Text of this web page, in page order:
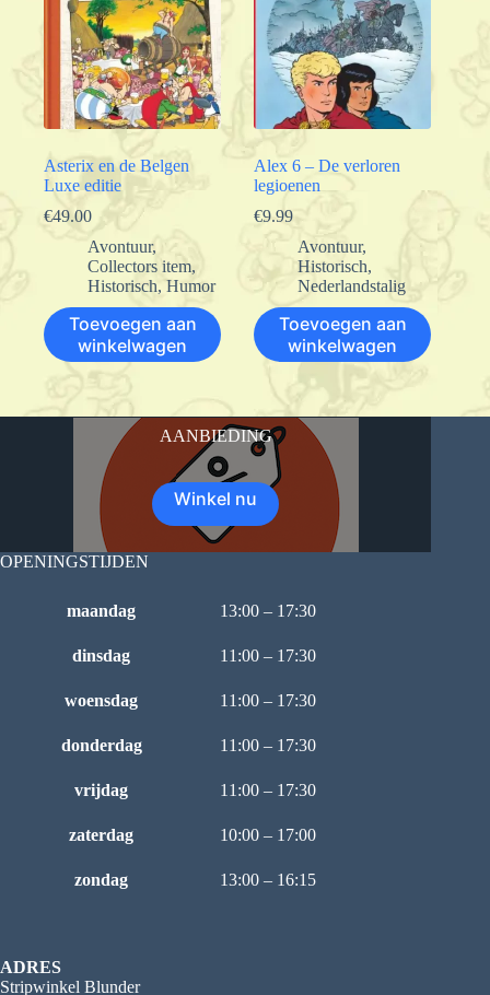
Asterix en de Belgen
Luxe editie
€49.00
Avontuur,
Collectors item,
Historisch,Humor
Toevoegen aan
winkelwagen
Alex 6 – De verloren
legioenen
€9.99
Avontuur,
Historisch,
Nederlandstalig
Toevoegen aan
winkelwagen
AANBIEDING
Winkel nu
OPENINGSTIJDEN
maandag 13:00 – 17:30
dinsdag 11:00 – 17:30
woensdag 11:00 – 17:30
donderdag 11:00 – 17:30
vrijdag 11:00 – 17:30
zaterdag 10:00 – 17:00
zondag 13:00 – 16:15
ADRES
Stripwinkel Blunder